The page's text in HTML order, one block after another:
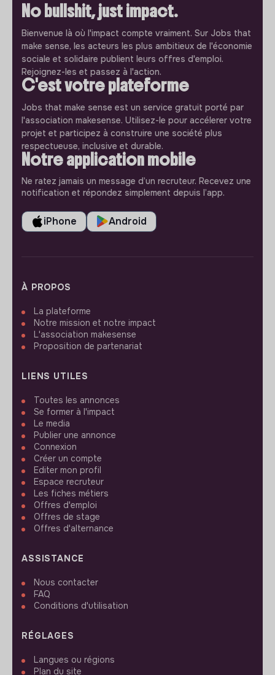
No bullshit, just impact.
Bienvenue là où l'impact compte vraiment. Sur Jobs that
make sense, les acteurs les plus ambitieux de l'économie
sociale et solidaire publient leurs offres d'emploi.
Rejoignez-les et passez à l'action.
C'est votre plateforme
Jobs that make sense est un service gratuit porté par
l'association makesense. Utilisez-le pour accélerer votre
projet et participez à construire une société plus
respectueuse, inclusive et durable.
Notre application mobile
Ne ratez jamais un message d’un recruteur. Recevez une
notification et répondez simplement depuis l’app.
iPhone Android
À PROPOS
La plateforme
Notre mission et notre impact
L'association makesense
Proposition de partenariat
LIENS UTILES
Toutes les annonces
Se former à l'impact
Le media
Publier une annonce
Connexion
Créer un compte
Editer mon profil
Espace recruteur
Les fiches métiers
Offres d'emploi
Offres de stage
Offres d'alternance
ASSISTANCE
Nous contacter
FAQ
Conditions d'utilisation
RÉGLAGES
Langues ou régions
Plan du site